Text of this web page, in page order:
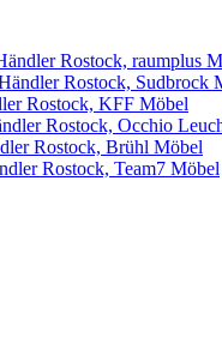
Rostock, raumplus
Rostock, Sudbrock
Rostock, KFF Möbel
Rostock, Occhio
Rostock, Brühl Möbel
Rostock, Team7 Möbel